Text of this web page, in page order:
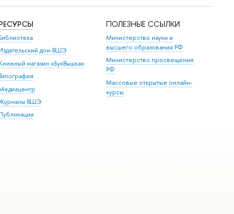
дом ВШЭ
магазин «БукВышка»
ВШЭ
ПОЛЕЗНЫЕ ССЫЛКИ
Министерство науки и
высшего образования РФ
Министерство просвещения
РФ
Массовые открытые онлайн-
курсы